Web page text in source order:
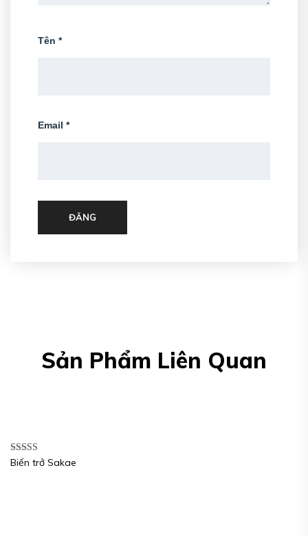
Tên *
Email *
ĐĂNG
Sản Phẩm Liên Quan
Được xếp
Biến trở Sakae